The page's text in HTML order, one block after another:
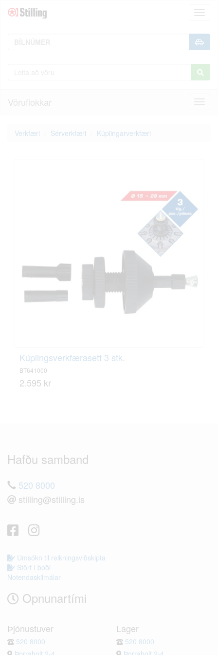
Vöruflokkar
Verkfæri Sérverkfæri Kúplingarverkfæri
Kúplingsverkfærasett 3 stk.
BT641000
2.595 kr
Hafðu samband
520 8000
stilling@stilling.is
Umsókn til reikningsviðskipta
Störf í boði
Notendaskilmálar
Opnunartími
Þjónustuver
520 8000
Lager
520 8000